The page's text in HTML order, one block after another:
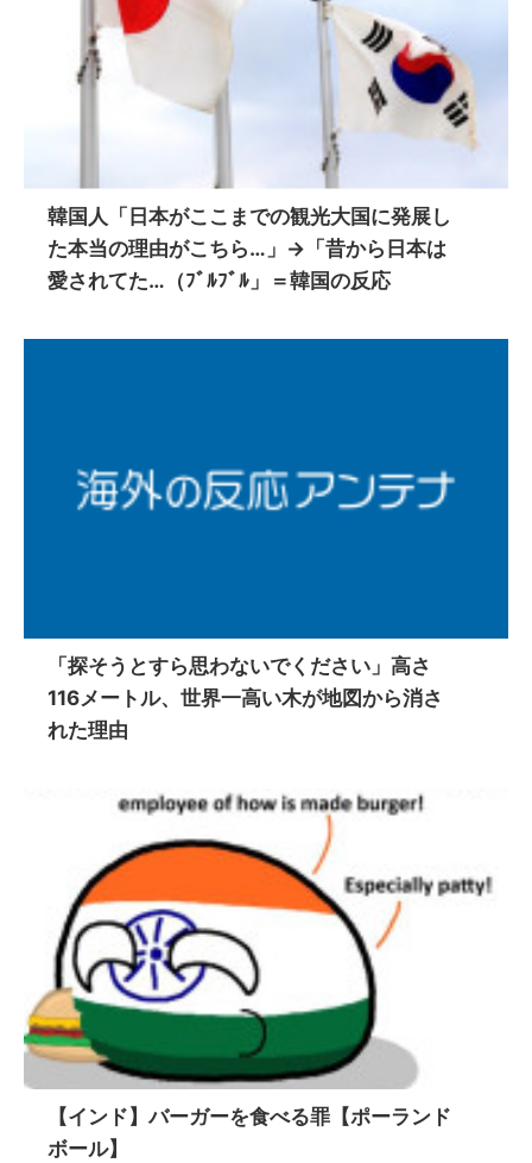
韓国人「日本がここまでの観光大国に発展し
た本当の理由がこちら…」→「昔から日本は
愛されてた…（ﾌﾞﾙﾌﾞﾙ」＝韓国の反応
「探そうとすら思わないでください」高さ
116メートル、世界一高い木が地図から消さ
れた理由
【インド】バーガーを食べる罪【ポーランド
ボール】